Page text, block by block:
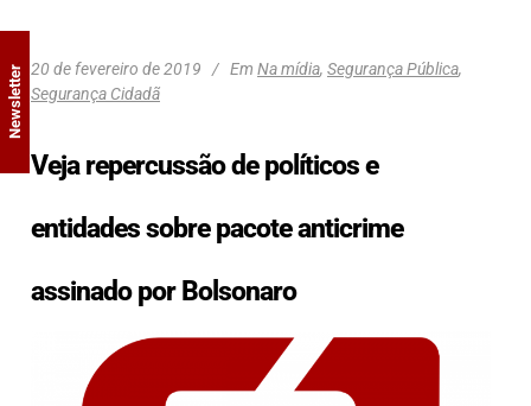
20 de fevereiro de 2019 Em Na mídia, Segurança Pública,
Segurança Cidadã
Veja repercussão de políticos e
entidades sobre pacote anticrime
assinado por Bolsonaro
Newsletter